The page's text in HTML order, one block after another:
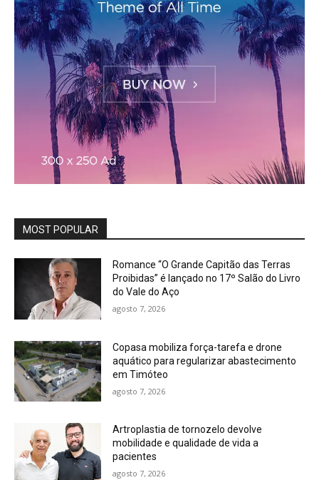
MOST POPULAR
Romance “O Grande Capitão das Terras
Proibidas” é lançado no 17º Salão do Livro
do Vale do Aço
agosto 7, 2026
Copasa mobiliza força-tarefa e drone
aquático para regularizar abastecimento
em Timóteo
agosto 7, 2026
Artroplastia de tornozelo devolve
mobilidade e qualidade de vida a
pacientes
agosto 7, 2026